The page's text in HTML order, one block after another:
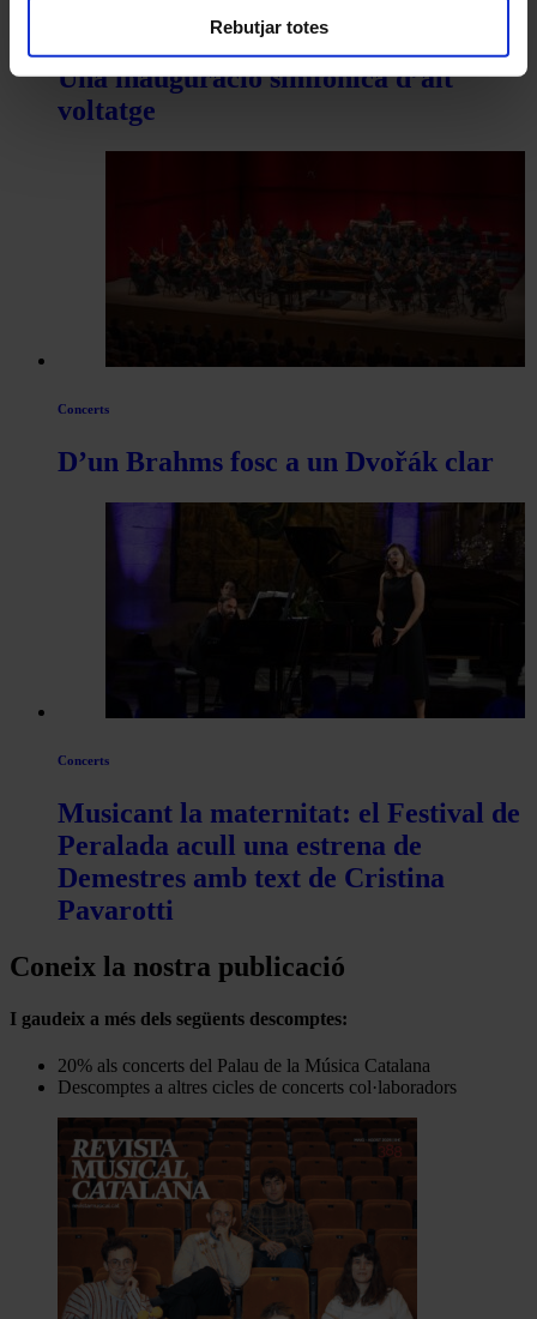
Rebutjar totes
Una inauguració simfònica d’alt
voltatge
Concerts
D’un Brahms fosc a un Dvořák clar
Concerts
Musicant la maternitat: el Festival de
Peralada acull una estrena de
Demestres amb text de Cristina
Pavarotti
Coneix la nostra publicació
I gaudeix a més dels següents descomptes:
20% als concerts del Palau de la Música Catalana
Descomptes a altres cicles de concerts col·laboradors